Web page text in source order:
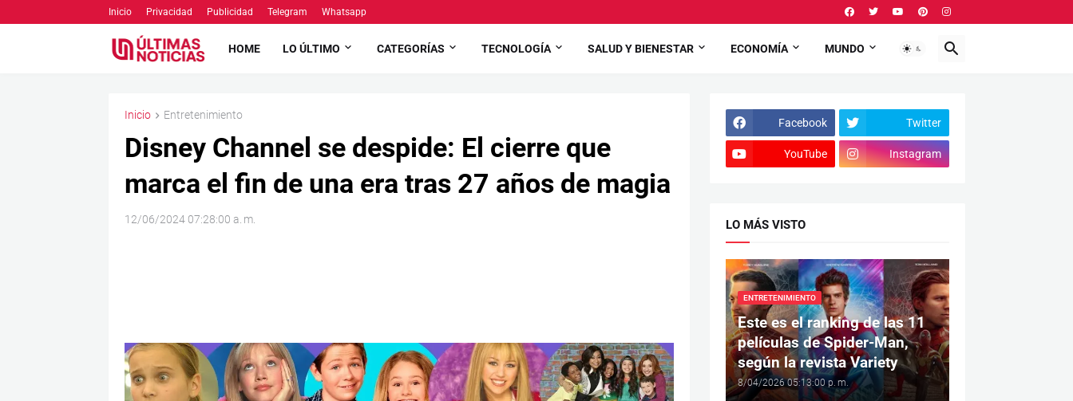
Inicio Privacidad Publicidad Telegram Whatsapp
HOME LO ÚLTIMO CATEGORÍAS TECNOLOGÍA SALUD Y BIENESTAR ECONOMÍA MUNDO
Inicio Entretenimiento
Disney Channel se despide: El cierre que
marca el fin de una era tras 27 años de magia
12/06/2024 07:28:00 a. m.
Facebook Twitter
YouTube Instagram
LO MÁS VISTO
ENTRETENIMIENTO
Este es el ranking de las 11
películas de Spider-Man,
según la revista Variety
8/04/2026 05:13:00 p. m.